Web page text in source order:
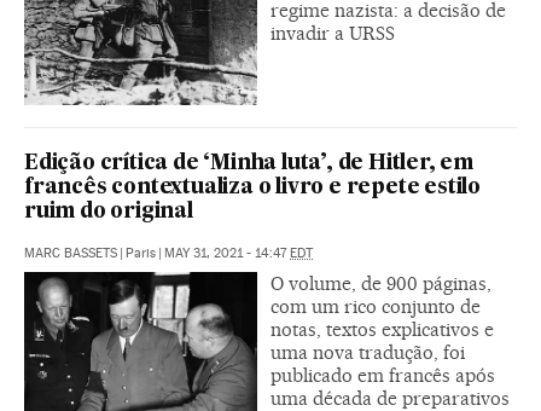
regime nazista: a decisão de
invadir a URSS
Edição crítica de ‘Minha luta’, de Hitler, em
francês contextualiza o livro e repete estilo
ruim do original
MARC BASSETS | Paris | MAY 31, 2021 - 14:47EDT
O volume, de 900 páginas,
com um rico conjunto de
notas, textos explicativos e
uma nova tradução, foi
publicado em francês após
uma década de preparativos